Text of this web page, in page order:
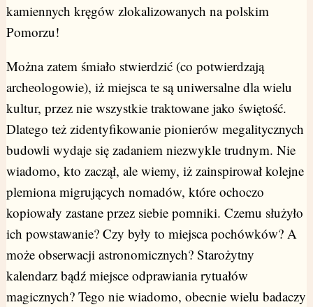
kamiennych kręgów zlokalizowanych na polskim
Pomorzu!
Można zatem śmiało stwierdzić (co potwierdzają
archeologowie), iż miejsca te są uniwersalne dla wielu
kultur, przez nie wszystkie traktowane jako świętość.
Dlatego też zidentyfikowanie pionierów megalitycznych
budowli wydaje się zadaniem niezwykle trudnym. Nie
wiadomo, kto zaczął, ale wiemy, iż zainspirował kolejne
plemiona migrujących nomadów, które ochoczo
kopiowały zastane przez siebie pomniki. Czemu służyło
ich powstawanie? Czy były to miejsca pochówków? A
może obserwacji astronomicznych? Starożytny
kalendarz bądź miejsce odprawiania rytuałów
magicznych? Tego nie wiadomo, obecnie wielu badaczy